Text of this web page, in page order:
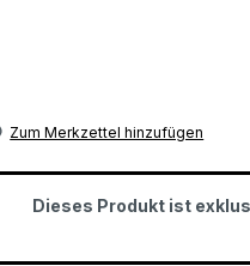
Zum Merkzettel hinzufügen
Dieses Produkt ist